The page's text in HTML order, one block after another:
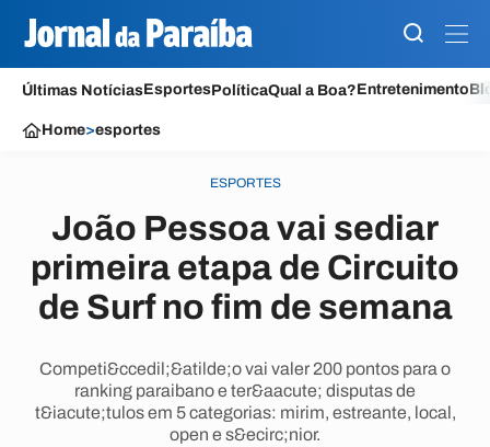
Últimas NotíciasEsportesPolíticaQual a Boa?Entretenimento
Home>esportes
ESPORTES
João Pessoa vai sediar
primeira etapa de Circuito
de Surf no fim de semana
Competi&ccedil;&atilde;o vai valer 200 pontos para o
ranking paraibano e ter&aacute; disputas de
t&iacute;tulos em 5 categorias: mirim, estreante, local,
open e s&ecirc;nior.